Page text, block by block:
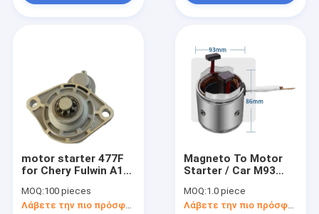
motor starter 477F
for Chery Fulwin A11-
3708110
MOQ:100 pieces
Λάβετε την πιο πρόσφατη τιμή
Magneto To Motor
Starter / Car M93
Stators Coil Core
Lamination
MOQ:1.0 piece